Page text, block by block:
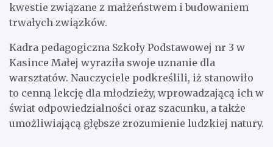
kwestie związane z małżeństwem i budowaniem
trwałych związków.
Kadra pedagogiczna Szkoły Podstawowej nr 3 w
Kasince Małej wyraziła swoje uznanie dla
warsztatów. Nauczyciele podkreślili, iż stanowiło
to cenną lekcję dla młodzieży, wprowadzającą ich w
świat odpowiedzialności oraz szacunku, a także
umożliwiającą głębsze zrozumienie ludzkiej natury.